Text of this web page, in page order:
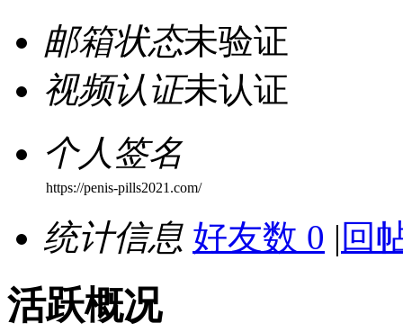
邮箱状态未验证
视频认证未认证
个人签名
https://penis-pills2021.com/
统计信息 好友数 0 | 回
活跃概况